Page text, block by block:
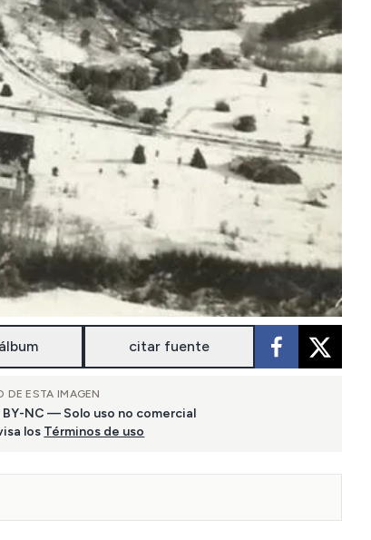
citar fuente
DE ESTA IMAGEN
BY-NC — Solo uso no comercial
los Términos de uso